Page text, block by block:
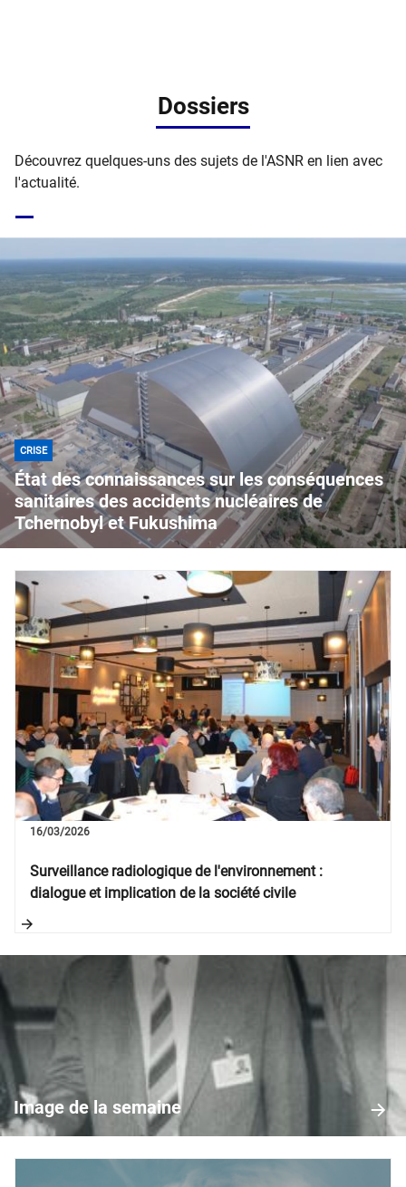
Dossiers
Découvrez quelques-uns des sujets de l'ASNR en lien avec
l'actualité.
CRISE
État des connaissances sur les conséquences
sanitaires des accidents nucléaires de
Tchernobyl et Fukushima
Image de la semaine
Image
de
semaine
Surveillance radiologique de l'environnement :
dialogue et implication de la société civile
16/03/2026